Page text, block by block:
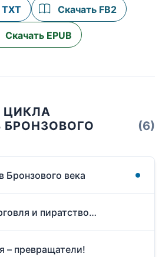
Скачать FB2
Скачать EPUB
ЦИКЛА
(6)
Бронзового века
и пиратство…
– превращатели!